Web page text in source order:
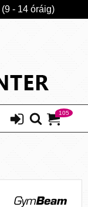
- 14 óráig)
105